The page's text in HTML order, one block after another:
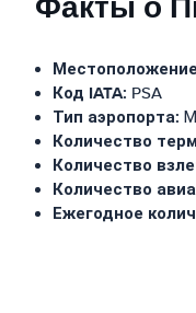
Код IATA: PSA
Тип аэропорта:
Количество
Количество
Количество
Ежегодное